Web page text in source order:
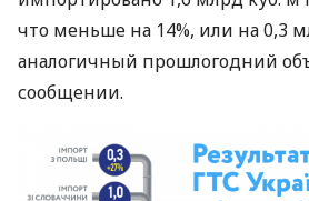
что меньше на 14%, или на 0,3
аналогичный прошлогодний
сообщении.